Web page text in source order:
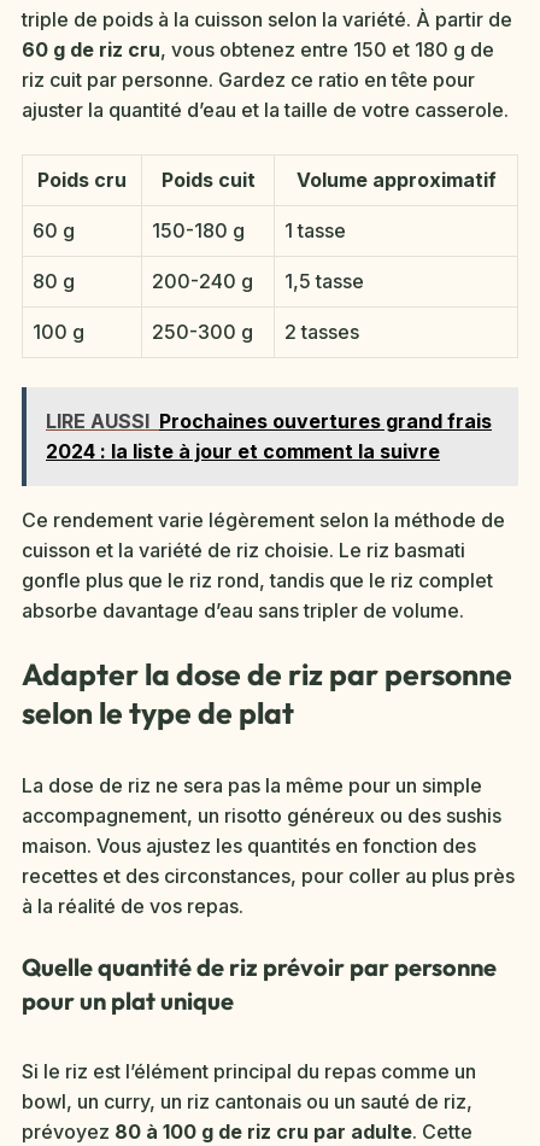
triple de poids à la cuisson selon la variété. À partir de
60 g de riz cru, vous obtenez entre 150 et 180 g de
riz cuit par personne. Gardez ce ratio en tête pour
ajuster la quantité d’eau et la taille de votre casserole.
Poids cru Poids cuit Volume approximatif
60 g 150-180 g 1 tasse
80 g 200-240 g 1,5 tasse
100 g 250-300 g 2 tasses
LIRE AUSSI Prochaines ouvertures grand frais
2024 : la liste à jour et comment la suivre
Ce rendement varie légèrement selon la méthode de
cuisson et la variété de riz choisie. Le riz basmati
gonfle plus que le riz rond, tandis que le riz complet
absorbe davantage d’eau sans tripler de volume.
Adapter la dose de riz par personne
selon le type de plat
La dose de riz ne sera pas la même pour un simple
accompagnement, un risotto généreux ou des sushis
maison. Vous ajustez les quantités en fonction des
recettes et des circonstances, pour coller au plus près
à la réalité de vos repas.
Quelle quantité de riz prévoir par personne
pour un plat unique
Si le riz est l’élément principal du repas comme un
bowl, un curry, un riz cantonais ou un sauté de riz,
prévoyez 80 à 100 g de riz cru par adulte. Cette